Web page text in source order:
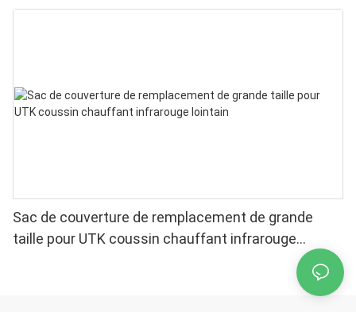
remplacement21 ”x 31”
Sac de couverture de remplacement de grande
taille pour UTK coussin chauffant infrarouge